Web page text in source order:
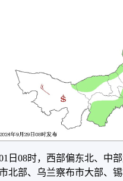
日08时，西部偏东北、中
北部、乌兰察布市大部、